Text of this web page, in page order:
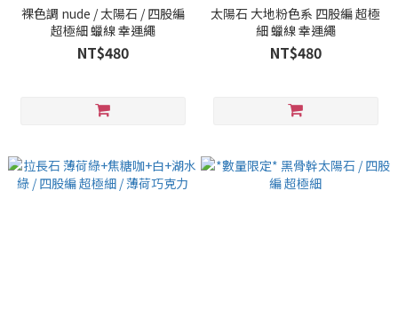
裸色調 nude / 太陽石 / 四股編
超極細 蠟線 幸運繩
NT$480
太陽石 大地粉色系 四股編 超極
細 蠟線 幸運繩
NT$480